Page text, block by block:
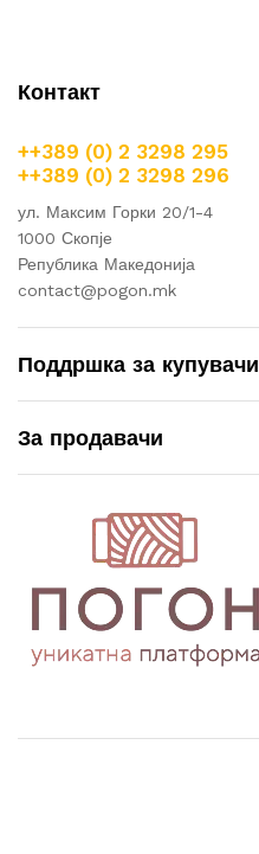
Контакт
++389 (0) 2 3298 295
++389 (0) 2 3298 296
ул. Максим Горки 20/1-4
1000 Скопје
Република Македонија
contact@pogon.mk
Поддршка за купувачи
За продавачи